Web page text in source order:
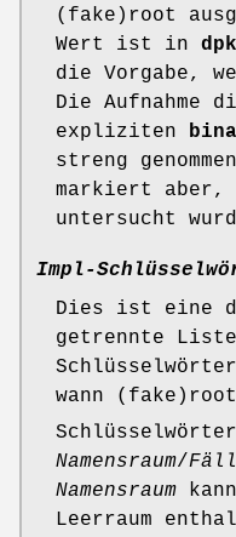
(fake)root
Wert ist in
die Vorgabe,
Die Aufnahme
expliziten
streng
markiert aber,
untersucht
Impl-
Dies ist eine
getrennte
wann
Namensraum/
Namensraum
Leerraum